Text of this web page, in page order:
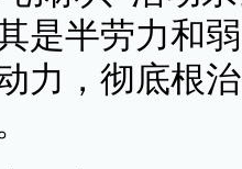
是半劳力和
力，彻底根